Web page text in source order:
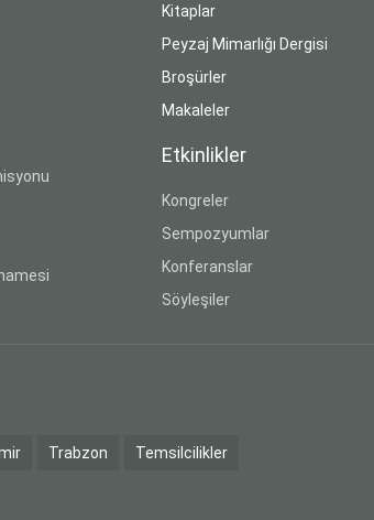
Kitaplar
Peyzaj Mimarlığı Dergisi
Broşürler
Makaleler
Etkinlikler
Kongreler
Sempozyumlar
Konferanslar
Söyleşiler
Trabzon Temsilcilikler